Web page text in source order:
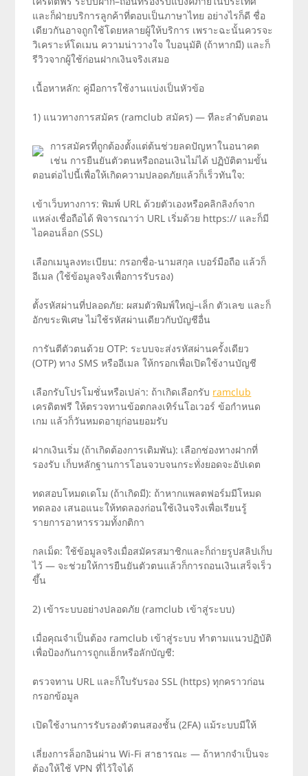
และก็ฝ่ายบริการลูกค้าที่ตอบเป็นภาษาไทย อย่างไรก็ดี ชื่อ
เดียวกันอาจถูกใช้โดยหลายผู้ให้บริการ เพราะฉะนั้นควรจะ
วิเคราะห์โดเมน ความน่าวางใจ ใบอนุมัติ (ถ้าหากมี) และก็
รีวิวจากผู้ใช้ก่อนฝากเงินจริงเสมอ
เนื้อหาหลัก: คู่มือการใช้งานแบ่งเป็นหัวข้อ
1) แนวทางการสมัคร (ramclub สมัคร) — ทีละลำดับตอน
การสมัครที่ถูกต้องตั้งแต่ต้นช่วยลดปัญหาในอนาคต
เช่น การยืนยันตัวตนหรือถอนเงินไม่ได้ ปฏิบัติตามขั้น
ตอนต่อไปนี้เพื่อให้เกิดความปลอดภัยแล้วก็เร็วทันใจ:
เข้าเว็บทางการ: พิมพ์ URL ด้วยตัวเองหรือคลิกลิงก์จาก
แหล่งเชื่อถือได้ พิจารณาว่า URL เริ่มด้วย https:// และก็มี
ไอคอนล็อก (SSL)
เลือกเมนูลงทะเบียน: กรอกชื่อ-นามสกุล เบอร์มือถือ แล้วก็
อีเมล (ใช้ข้อมูลจริงเพื่อการรับรอง)
ตั้งรหัสผ่านที่ปลอดภัย: ผสมตัวพิมพ์ใหญ่–เล็ก ตัวเลข และก็
อักขระพิเศษ ไม่ใช้รหัสผ่านเดียวกับบัญชีอื่น
การันตีตัวตนด้วย OTP: ระบบจะส่งรหัสผ่านครั้งเดียว
(OTP) ทาง SMS หรืออีเมล ให้กรอกเพื่อเปิดใช้งานบัญชี
เลือกรับโปรโมชั่นหรือเปล่า: ถ้าเกิดเลือกรับ ramclub
เครดิตฟรี ให้ตรวจทานข้อตกลงเทิร์นโอเวอร์ ข้อกำหนด
เกม แล้วก็วันหมดอายุก่อนยอมรับ
ฝากเงินเริ่ม (ถ้าเกิดต้องการเดิมพัน): เลือกช่องทางฝากที่
รองรับ เก็บหลักฐานการโอนจวบจนกระทั่งยอดจะอัปเดต
ทดสอบโหมดเดโม (ถ้าเกิดมี): ถ้าหากแพลตฟอร์มมีโหมด
ทดลอง เสนอแนะให้ทดลองก่อนใช้เงินจริงเพื่อเรียนรู้
รายการอาหารรวมทั้งกติกา
กลเม็ด: ใช้ข้อมูลจริงเมื่อสมัครสมาชิกและก็ถ่ายรูปสลิปเก็บ
ไว้ — จะช่วยให้การยืนยันตัวตนแล้วก็การถอนเงินเสร็จเร็ว
ขึ้น
2) เข้าระบบอย่างปลอดภัย (ramclub เข้าสู่ระบบ)
เมื่อคุณจำเป็นต้อง ramclub เข้าสู่ระบบ ทำตามแนวปฏิบัติ
เพื่อป้องกันการถูกแฮ็กหรือลักบัญชี:
ตรวจทาน URL และก็ใบรับรอง SSL (https) ทุกคราวก่อน
กรอกข้อมูล
เปิดใช้งานการรับรองตัวตนสองชั้น (2FA) แม้ระบบมีให้
เลี่ยงการล็อกอินผ่าน Wi-Fi สาธารณะ — ถ้าหากจำเป็นจะ
ต้องให้ใช้ VPN ที่ไว้ใจได้